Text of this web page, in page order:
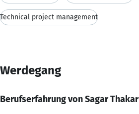
Technical project management
Werdegang
Berufserfahrung von Sagar Thakar